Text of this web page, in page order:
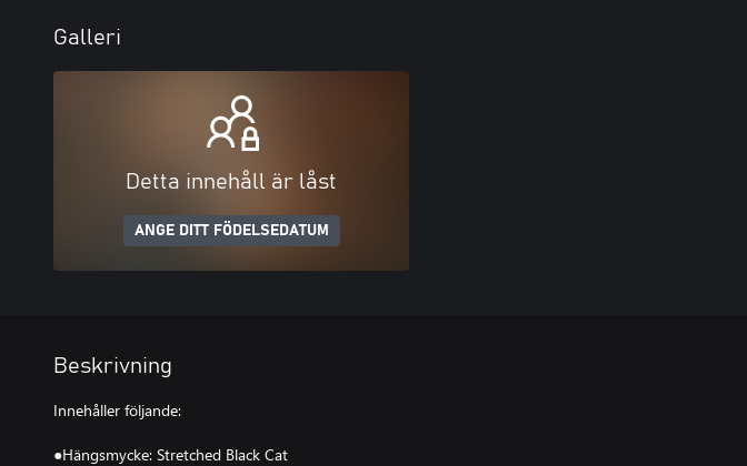
Galleri
Detta innehåll är låst
ANGE DITT FÖDELSEDATUM
Beskrivning
Innehåller följande:
●Hängsmycke: Stretched Black Cat